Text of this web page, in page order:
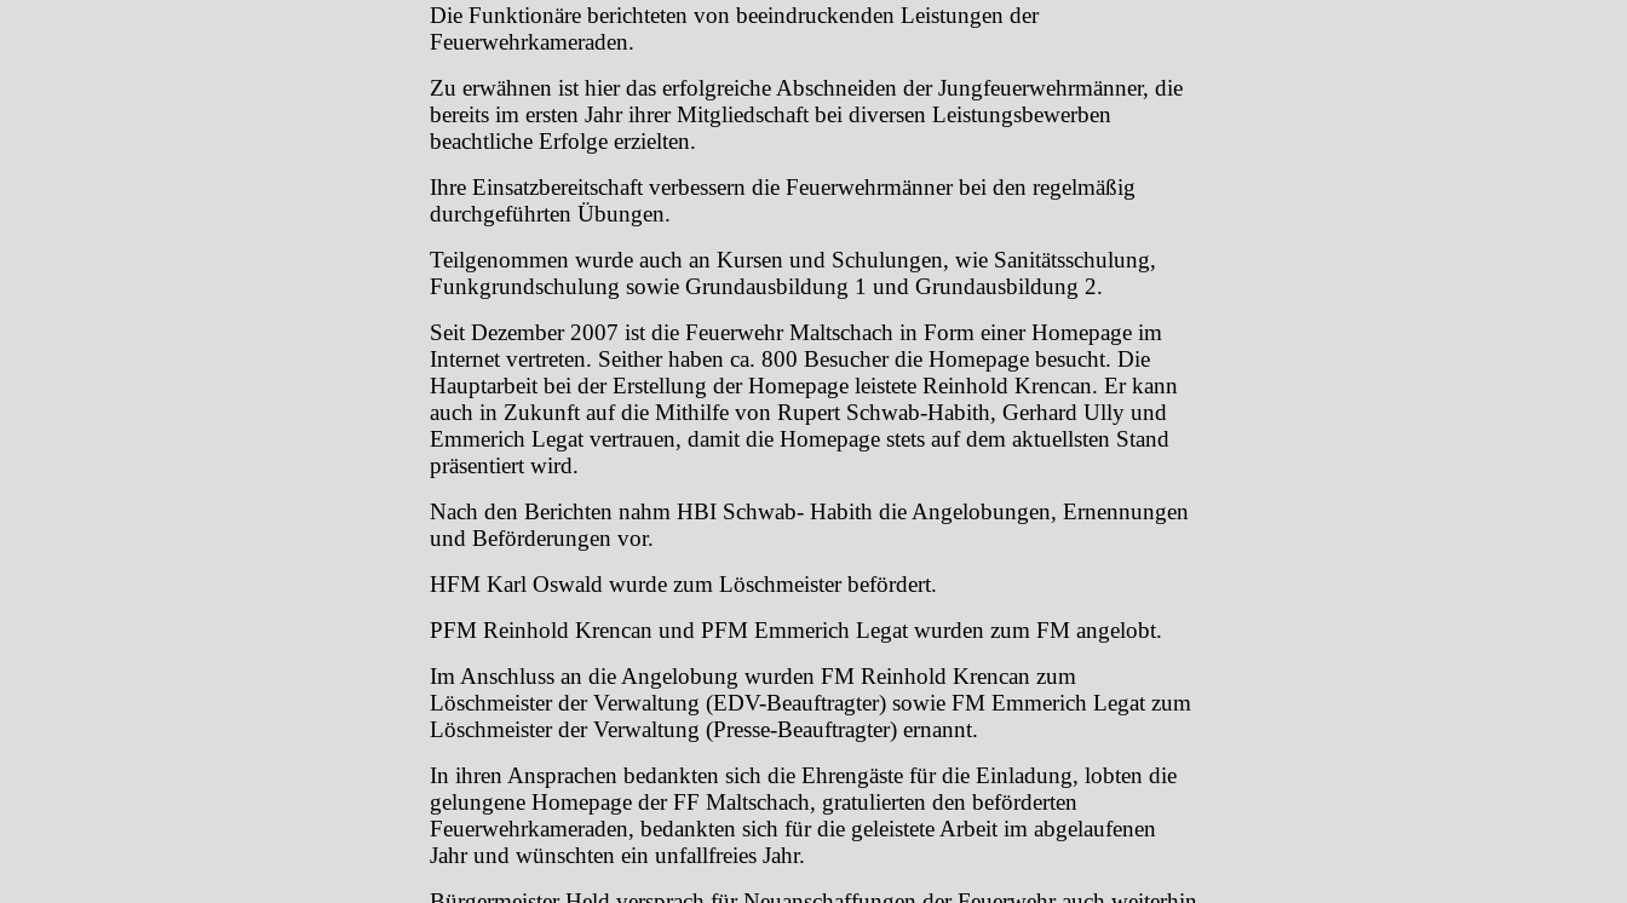
Die Funktionäre berichteten von beeindruckenden Leistungen der
Feuerwehrkameraden.
Zu erwähnen ist hier das erfolgreiche Abschneiden der Jungfeuerwehrmänner, die
bereits im ersten Jahr ihrer Mitgliedschaft bei diversen Leistungsbewerben
beachtliche Erfolge erzielten.
Ihre Einsatzbereitschaft verbessern die Feuerwehrmänner bei den regelmäßig
durchgeführten Übungen.
Teilgenommen wurde auch an Kursen und Schulungen, wie Sanitätsschulung,
Funkgrundschulung sowie Grundausbildung 1 und Grundausbildung 2.
Seit Dezember 2007 ist die Feuerwehr Maltschach in Form einer Homepage im
Internet vertreten. Seither haben ca. 800 Besucher die Homepage besucht. Die
Hauptarbeit bei der Erstellung der Homepage leistete Reinhold Krencan. Er kann
auch in Zukunft auf die Mithilfe von Rupert Schwab-Habith, Gerhard Ully und
Emmerich Legat vertrauen, damit die Homepage stets auf dem aktuellsten Stand
präsentiert wird.
Nach den Berichten nahm HBI Schwab- Habith die Angelobungen, Ernennungen
und Beförderungen vor.
HFM Karl Oswald wurde zum Löschmeister befördert.
PFM Reinhold Krencan und PFM Emmerich Legat wurden zum FM angelobt.
Im Anschluss an die Angelobung wurden FM Reinhold Krencan zum
Löschmeister der Verwaltung (EDV-Beauftragter) sowie FM Emmerich Legat zum
Löschmeister der Verwaltung (Presse-Beauftragter) ernannt.
In ihren Ansprachen bedankten sich die Ehrengäste für die Einladung, lobten die
gelungene Homepage der FF Maltschach, gratulierten den beförderten
Feuerwehrkameraden, bedankten sich für die geleistete Arbeit im abgelaufenen
Jahr und wünschten ein unfallfreies Jahr.